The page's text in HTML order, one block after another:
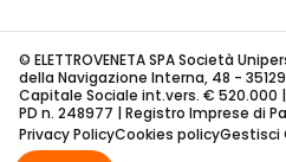
© ELETTROVENETA SPA Società
della Navigazione Interna, 48 -
Capitale Sociale int.vers. € 520.000 |
PD n. 248977 | Registro Imprese di
Privacy PolicyCookies policyGestisci